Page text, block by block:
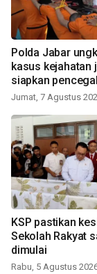
Polda Jabar
kasus kejahatan
siapkan
Jumat, 7 Agustus
KSP pastikan
Sekolah Rakyat
dimulai
Rabu, 5 Agustus